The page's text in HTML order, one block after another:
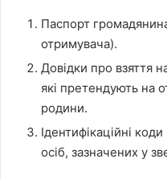
Паспорт
отримувача).
Довідки про взяття
які претендують на
родини.
Ідентифікаційні
осіб, зазначених у